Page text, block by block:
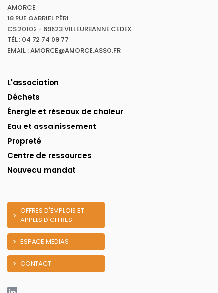
AMORCE
18 RUE GABRIEL PÉRI
CS 20102 - 69623 VILLEURBANNE CEDEX
TÉL : 04 72 74 09 77
EMAIL : AMORCE@AMORCE.ASSO.FR
L'association
Déchets
Énergie et réseaux de chaleur
Eau et assainissement
Propreté
Centre de ressources
Nouveau mandat
OFFRES D'EMPLOIS ET
APPELS D'OFFRES
ESPACE MEDIAS
CONTACT